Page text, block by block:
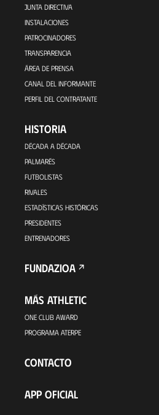
JUNTA DIRECTIVA
INSTALACIONES
PATROCINADORES
TRANSPARENCIA
ÁREA DE PRENSA
CANAL DEL INFORMANTE
PERFIL DEL CONTRATANTE
HISTORIA
DÉCADA A DÉCADA
PALMARÉS
FUTBOLISTAS
RIVALES
ESTADÍSTICAS HISTÓRICAS
PRESIDENTES
ENTRENADORES
FUNDAZIOA
MÁS ATHLETIC
ONE CLUB AWARD
PROGRAMA ATERPE
CONTACTO
APP OFICIAL